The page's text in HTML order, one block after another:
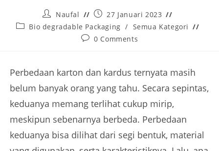
Naufal
27 Januari 2023
Bio degradable Packaging / Semua Kategori
0 Comments
Perbedaan karton dan kardus ternyata masih
belum banyak orang yang tahu. Secara sepintas,
keduanya memang terlihat cukup mirip,
meskipun sebenarnya berbeda. Perbedaan
keduanya bisa dilihat dari segi bentuk, material